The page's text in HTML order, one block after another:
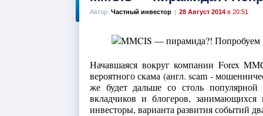
Автор: Частный инвестор | 28 Август 2014 в 20:51
Начавшаяся вокруг компании Forex
вероятного скама (англ. scam -
же будет дальше со столь популярной
вкладчиков и блогеров,
инвесторы, варианта развития событий